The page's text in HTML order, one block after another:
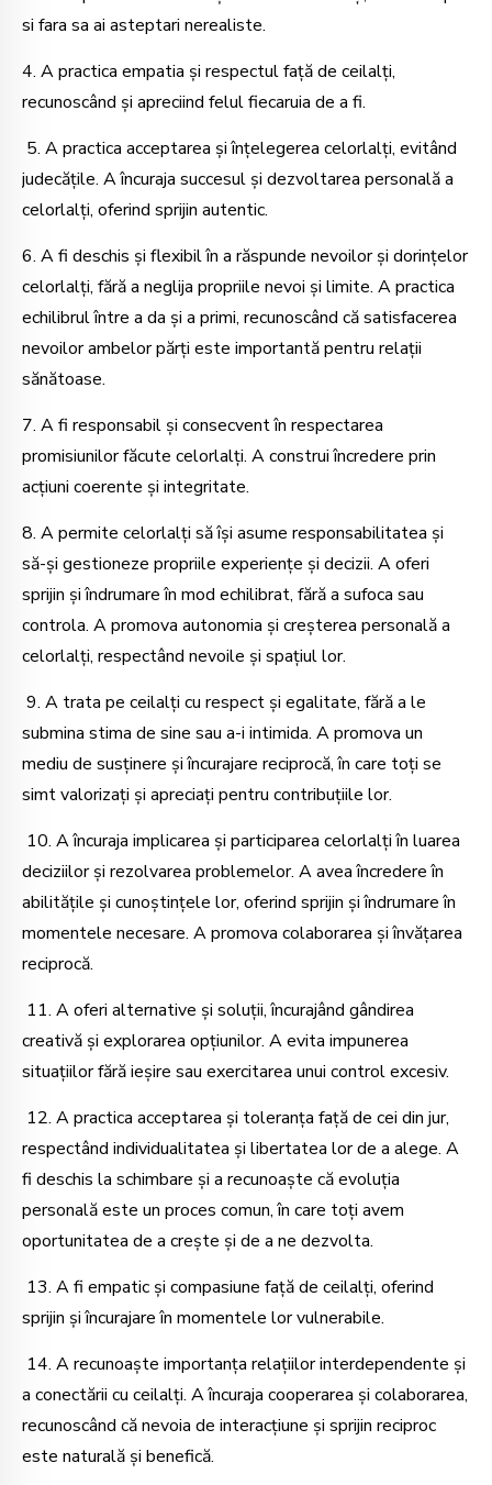
si fara sa ai asteptari nerealiste.
4. A practica empatia și respectul față de ceilalți,
recunoscând și apreciind felul fiecaruia de a fi.
5. A practica acceptarea și înțelegerea celorlalți, evitând
judecățile. A încuraja succesul și dezvoltarea personală a
celorlalți, oferind sprijin autentic.
6. A fi deschis și flexibil în a răspunde nevoilor și dorințelor
celorlalți, fără a neglija propriile nevoi și limite. A practica
echilibrul între a da și a primi, recunoscând că satisfacerea
nevoilor ambelor părți este importantă pentru relații
sănătoase.
7. A fi responsabil și consecvent în respectarea
promisiunilor făcute celorlalți. A construi încredere prin
acțiuni coerente și integritate.
8. A permite celorlalți să își asume responsabilitatea și
să-și gestioneze propriile experiențe și decizii. A oferi
sprijin și îndrumare în mod echilibrat, fără a sufoca sau
controla. A promova autonomia și creșterea personală a
celorlalți, respectând nevoile și spațiul lor.
9. A trata pe ceilalți cu respect și egalitate, fără a le
submina stima de sine sau a-i intimida. A promova un
mediu de susținere și încurajare reciprocă, în care toți se
simt valorizați și apreciați pentru contribuțiile lor.
10. A încuraja implicarea și participarea celorlalți în luarea
deciziilor și rezolvarea problemelor. A avea încredere în
abilitățile și cunoștințele lor, oferind sprijin și îndrumare în
momentele necesare. A promova colaborarea și învățarea
reciprocă.
11. A oferi alternative și soluții, încurajând gândirea
creativă și explorarea opțiunilor. A evita impunerea
situațiilor fără ieșire sau exercitarea unui control excesiv.
12. A practica acceptarea și toleranța față de cei din jur,
respectând individualitatea și libertatea lor de a alege. A
fi deschis la schimbare și a recunoaște că evoluția
personală este un proces comun, în care toți avem
oportunitatea de a crește și de a ne dezvolta.
13. A fi empatic și compasiune față de ceilalți, oferind
sprijin și încurajare în momentele lor vulnerabile.
14. A recunoaște importanța relațiilor interdependente și
a conectării cu ceilalți. A încuraja cooperarea și colaborarea,
recunoscând că nevoia de interacțiune și sprijin reciproc
este naturală și benefică.